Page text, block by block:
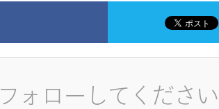
フォローしてください